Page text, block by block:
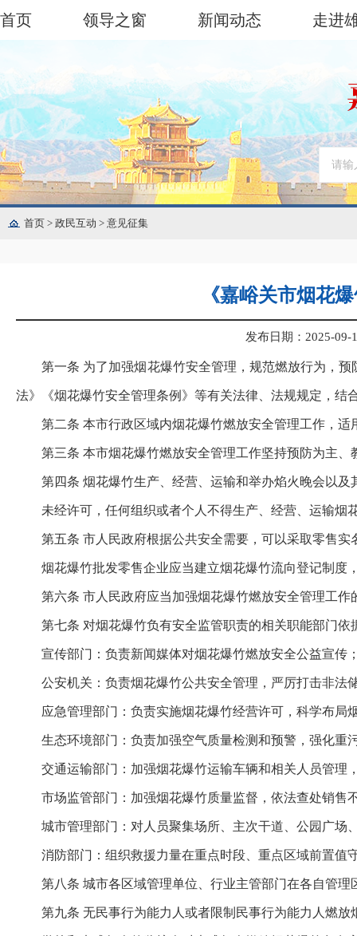
首页 领导之窗 新闻动态 走进
首页 > 政民互动 > 意见征集
《嘉峪关市烟花
发布日期：2025-09-
第一条 为了加强烟花爆竹安全管理，规范燃放行为，
法》《烟花爆竹安全管理条例》等有关法律、法规规定，结
第二条 本市行政区域内烟花爆竹燃放安全管理工作，适
第三条 本市烟花爆竹燃放安全管理工作坚持预防为主
第四条 烟花爆竹生产、经营、运输和举办焰火晚会以
未经许可，任何组织或者个人不得生产、经营、运输
第五条 市人民政府根据公共安全需要，可以采取零售实
烟花爆竹批发零售企业应当建立烟花爆竹流向登记制度
第六条 市人民政府应当加强烟花爆竹燃放安全管理工
第七条 对烟花爆竹负有安全监管职责的相关职能部门
宣传部门：负责新闻媒体对烟花爆竹燃放安全公益宣传
公安机关：负责烟花爆竹公共安全管理，严厉打击非法
应急管理部门：负责实施烟花爆竹经营许可，科学布
生态环境部门：负责加强空气质量检测和预警，强化重
交通运输部门：加强烟花爆竹运输车辆和相关人员管理
市场监管部门：加强烟花爆竹质量监督，依法查处销售
城市管理部门：对人员聚集场所、主次干道、公园广场
消防部门：组织救援力量在重点时段、重点区域前置值
第八条 城市各区域管理单位、行业主管部门在各自管
第九条 无民事行为能力人或者限制民事行为能力人燃